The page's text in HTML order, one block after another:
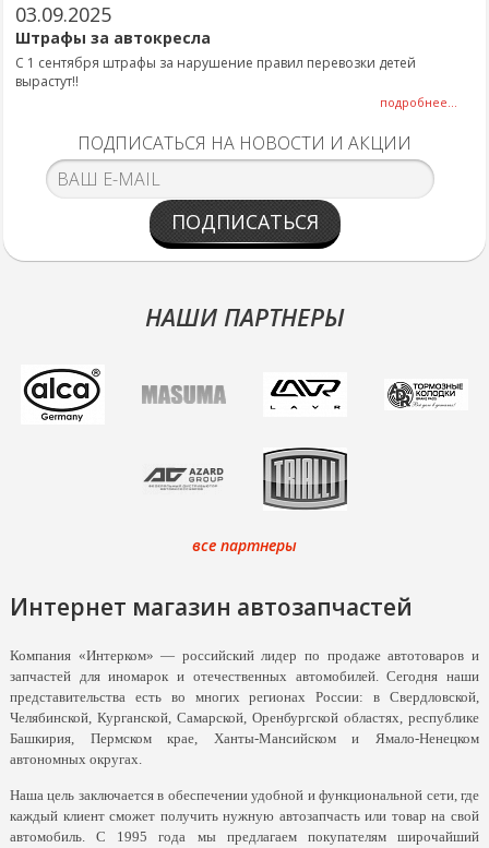
03.09.2025
Штрафы за автокресла
С 1 сентября штрафы за нарушение правил перевозки детей
вырастут!!
подробнее...
ПОДПИСАТЬСЯ НА НОВОСТИ И АКЦИИ
ПОДПИСАТЬСЯ
НАШИ ПАРТНЕРЫ
все партнеры
Интернет магазин автозапчастей
Компания «Интерком» — российский лидер по продаже автотоваров и
запчастей для иномарок и отечественных автомобилей. Сегодня наши
представительства есть во многих регионах России: в Свердловской,
Челябинской, Курганской, Самарской, Оренбургской областях, республике
Башкирия, Пермском крае, Ханты-Мансийском и Ямало-Ненецком
автономных округах.
Наша цель заключается в обеспечении удобной и функциональной сети, где
каждый клиент сможет получить нужную автозапчасть или товар на свой
автомобиль. С 1995 года мы предлагаем покупателям широчайший